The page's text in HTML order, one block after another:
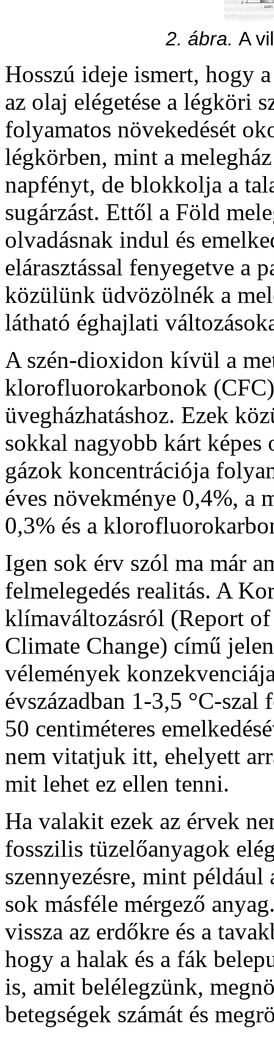
2. ábra. A
Hosszú ideje ismert, hogy
az olaj elégetése a légköri
folyamatos növekedését
légkörben, mint a
napfényt, de blokkolja a
sugárzást. Ettől a Föld
olvadásnak indul és
elárasztással fenyegetve a
közülünk üdvözölnék a
látható éghajlati
A szén-dioxidon kívül a
klorofluorokarbonok
üvegházhatáshoz. Ezek
sokkal nagyobb kárt
gázok koncentrációja
éves növekménye 0,4%, a
0,3% és a
Igen sok érv szól ma már
felmelegedés realitás. A
klímaváltozásról (Report
Climate Change) című
vélemények
évszázadban 1-3,5 °C-
50 centiméteres
nem vitatjuk itt, ehelyett
mit lehet ez ellen tenni.
Ha valakit ezek az érvek
fosszilis tüzelőanyagok
szennyezésre, mint
sok másféle mérgező
vissza az erdőkre és a
hogy a halak és a fák
is, amit belélegzünk,
betegségek számát és